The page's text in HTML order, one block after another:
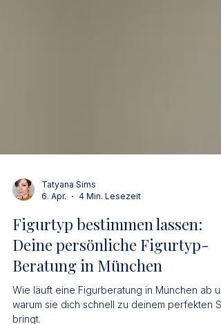
6. Apr.
4 Min. Lesezeit
Figurtyp bestimmen lassen:
Deine persönliche Figurtyp-
Beratung in München
Wie läuft eine Figurberatung in München ab